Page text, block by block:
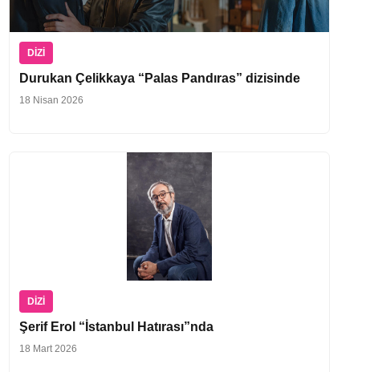
DIZI
Durukan Çelikkaya “Palas Pandıras” dizisinde
18 Nisan 2026
DIZI
Şerif Erol “İstanbul Hatırası”nda
18 Mart 2026